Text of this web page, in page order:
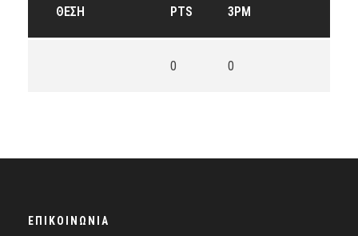
ΘΈΣΗ PTS 3PM
0 0
ΕΠΙΚΟΙΝΩΝΊΑ